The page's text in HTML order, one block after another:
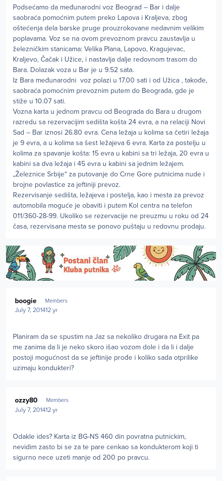
Podsećamo da međunarodni voz Beograd – Bar i dalje
saobraća pomoćnim putem preko Lapova i Kraljeva, zbog
oštećenja dela barske pruge prouzrokovane nedavnim velikim
poplavama. Voz se na ovom prevoznom pravcu zaustavlja u
železničkim stanicama: Velika Plana, Lapovo, Kragujevac,
Kraljevo, Čačak i Užice, i nastavlja dalje redovnom trasom do
Bara. Dolazak voza u Bar je u 9.52 sata.
Iz Bara međunarodni voz polazi u 17.00 sati i od Užica , takođe,
saobraća pomoćnim prevoznim putem do Beograda, gde je
stiže u 10.07 sati.
Vozna karta u jednom pravcu od Beograda do Bara u drugom
razredu sa rezervacijim sedišta košta 24 evra, a na relaciji Novi
Sad – Bar iznosi 26.80 evra. Cena ležaja u kolima sa četiri ležaja
je 9 evra, a u kolima sa šest ležajeva 6 evra. Karta za postelju u
kolima za spavanje košta: 15 evra u kabini sa tri ležaja, 20 evra u
kabini sa dva ležaja i 45 evra u kabini sa jednim ležajem.
„Železnice Srbije“ za putovanje do Crne Gore putnicima nude i
brojne povlastice za jeftiniji prevoz.
Rezervisanje sedišta, ležajeva i postelja, kao i mesta za prevoz
automobila moguće je obaviti i putem Kol centra na telefon
011/360-28-99. Ukoliko se rezervacije ne preuzmu u roku od 24
časa, rezervisana mesta se ponovo puštaju u redovnu prodaju.
boogie Members
July 7, 201412 yr
Planiram da se spustim na Jaz sa nekoliko drugara na Exit pa
me zanima da li je neko skoro išao vozom dole i da li i dalje
postoji mogućnost da se jeftinije prođe i koliko sada otprilike
uzimaju kondukteri?
ozzy80 Members
July 7, 201412 yr
Odakle ides? Karta iz BG-NS 460 din povratna putnickim,
nevidim zasto bi se za te pare cenkao sa kondukterom koji ti
sigurno nece uzeti manje od 200 po pravcu.